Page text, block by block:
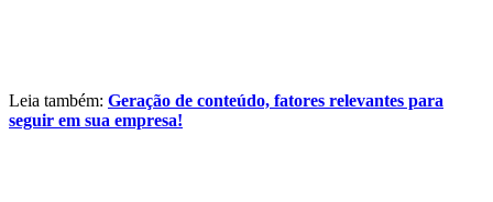
Leia também: Geração de conteúdo, fatores relevantes para
seguir em sua empresa!